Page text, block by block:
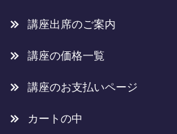
講座出席のご案内
講座の価格一覧
講座のお支払いページ
カートの中